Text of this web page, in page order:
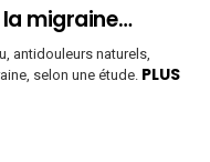
la migraine…
antidouleurs naturels,
selon une étude. PLUS